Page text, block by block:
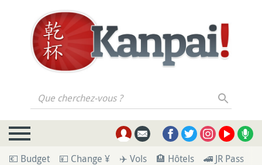
Que cherchez-vous ?
💶 Budget 💴 Change ¥ ✈️ Vols 🏨 Hôtels 🚄 JR Pass